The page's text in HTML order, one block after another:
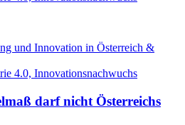
und Innovation in Österreich &
4.0, Innovationsnachwuchs
darf nicht Österreichs